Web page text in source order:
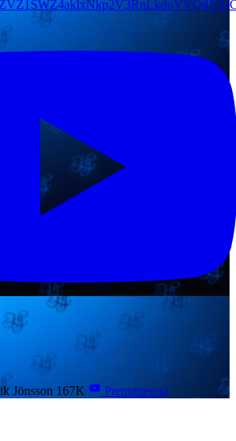
Jönsson 167K Prenumerera